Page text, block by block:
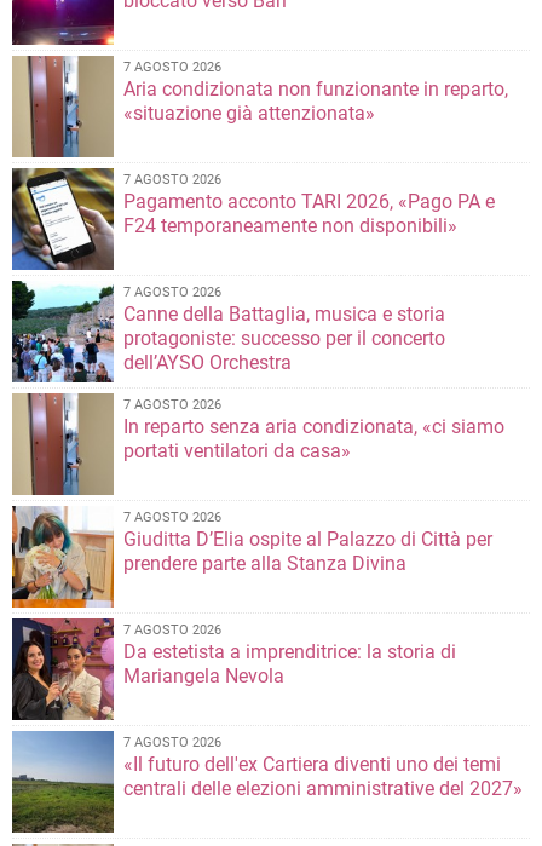
7 AGOSTO 2026
Aria condizionata non funzionante in reparto,
«situazione già attenzionata»
7 AGOSTO 2026
Pagamento acconto TARI 2026, «Pago PA e
F24 temporaneamente non disponibili»
7 AGOSTO 2026
Canne della Battaglia, musica e storia
protagoniste: successo per il concerto
dell’AYSO Orchestra
7 AGOSTO 2026
In reparto senza aria condizionata, «ci siamo
portati ventilatori da casa»
7 AGOSTO 2026
Giuditta D’Elia ospite al Palazzo di Città per
prendere parte alla Stanza Divina
7 AGOSTO 2026
Da estetista a imprenditrice: la storia di
Mariangela Nevola
7 AGOSTO 2026
«Il futuro dell'ex Cartiera diventi uno dei temi
centrali delle elezioni amministrative del 2027»